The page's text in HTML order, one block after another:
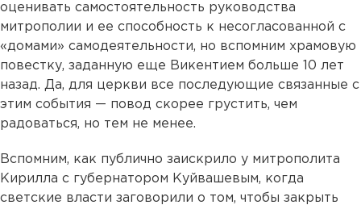
оценивать самостоятельность руководства
митрополии и ее способность к несогласованной с
«домами» самодеятельности, но вспомним храмовую
повестку, заданную еще Викентием больше 10 лет
назад. Да, для церкви все последующие связанные с
этим события — повод скорее грустить, чем
радоваться, но тем не менее.
Вспомним, как публично заискрило у митрополита
Кирилла с губернатором Куйвашевым, когда
светские власти заговорили о том, чтобы закрыть